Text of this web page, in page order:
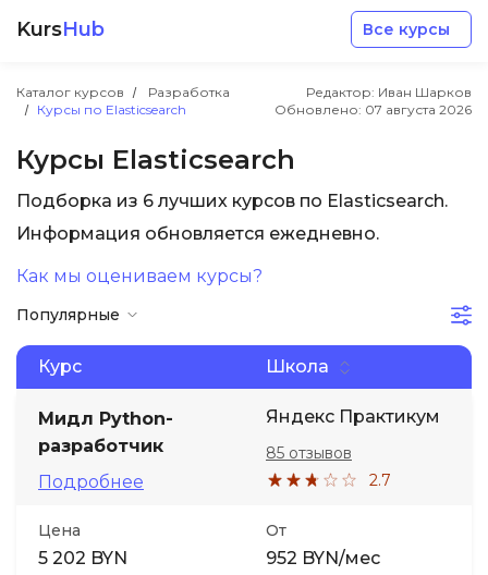
KursHub Все курсы
Каталог курсов
Разработка
Курсы по Elasticsearch
Редактор: Иван Шарков
Обновлено: 07 августа 2026
Курсы Elasticsearch
Подборка из 6 лучших курсов по Elasticsearch.
Информация обновляется ежедневно.
Как мы оцениваем курсы?
Популярные
Курс Школа
Мидл Python-
разработчик
Подробнее
Яндекс Практикум
2.7
85 отзывов
Цена
5 202 BYN
От
952 BYN/мес
Разработка
Дизайн
Аналитика
Менеджмент
Иностранные языки